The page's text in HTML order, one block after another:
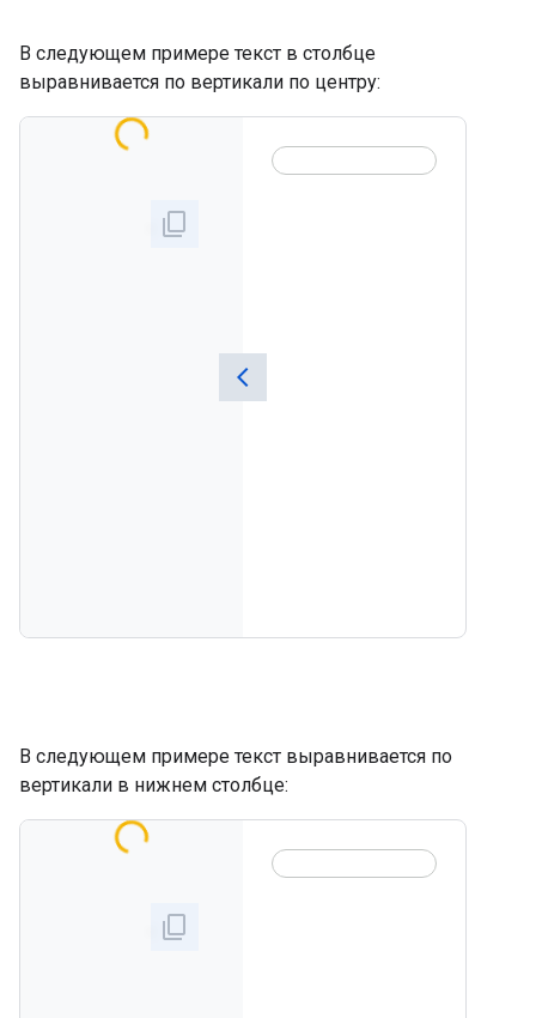
В следующем примере текст в столбце
выравнивается по вертикали по центру:
В следующем примере текст выравнивается по
вертикали в нижнем столбце: